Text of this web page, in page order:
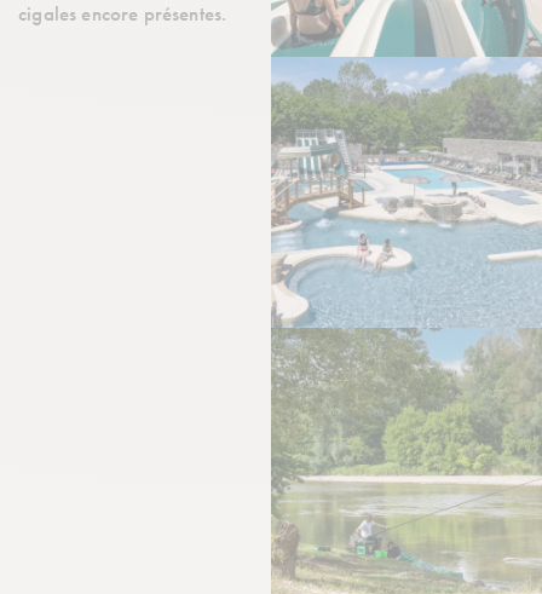
cigales encore présentes.